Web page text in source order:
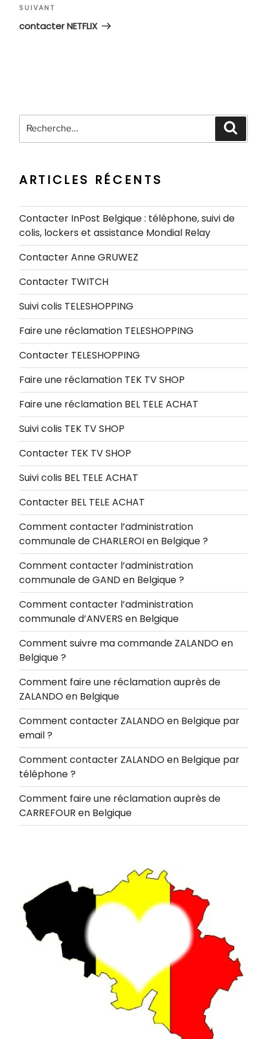
Article
suivant
SUIVANT
contacter NETFLIX
Recherche
pour
ARTICLES RÉCENTS
Contacter InPost Belgique : téléphone, suivi de
colis, lockers et assistance Mondial Relay
Contacter Anne GRUWEZ
Contacter TWITCH
Suivi colis TELESHOPPING
Faire une réclamation TELESHOPPING
Contacter TELESHOPPING
Faire une réclamation TEK TV SHOP
Faire une réclamation BEL TELE ACHAT
Suivi colis TEK TV SHOP
Contacter TEK TV SHOP
Suivi colis BEL TELE ACHAT
Contacter BEL TELE ACHAT
Comment contacter l’administration
communale de CHARLEROI en Belgique ?
Comment contacter l’administration
communale de GAND en Belgique ?
Comment contacter l’administration
communale d’ANVERS en Belgique
Comment suivre ma commande ZALANDO en
Belgique ?
Comment faire une réclamation auprès de
ZALANDO en Belgique
Comment contacter ZALANDO en Belgique par
email ?
Comment contacter ZALANDO en Belgique par
téléphone ?
Comment faire une réclamation auprès de
CARREFOUR en Belgique